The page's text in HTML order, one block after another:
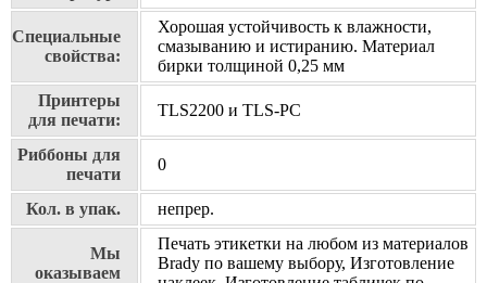
Специальные
свойства:
Хорошая устойчивость к влажности,
смазыванию и истиранию. Материал
бирки толщиной 0,25 мм
Принтеры
для печати:
TLS2200 и TLS-PC
Риббоны для
печати
0
Кол. в упак. непрер.
Мы
оказываем
Печать этикетки на любом из материалов
Brady по вашему выбору, Изготовление